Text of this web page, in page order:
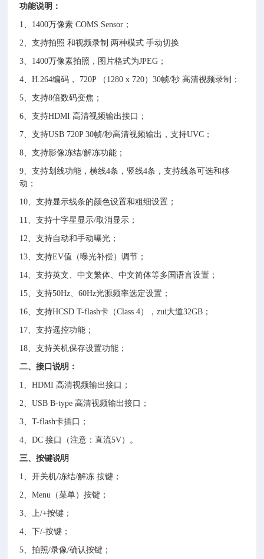
功能说明：
1、 1400万像素 COMS Sensor；
2、支持拍照 和视频录制 两种模式 手动切换
3、 1400万像素拍照，图片格式为JPEG；
4、H.264编码， 720P （1280 x 720）30帧/秒 高清视频录制；
5、支持8倍数码变焦；
6、支持HDMI 高清视频输出接口；
7、支持USB 720P 30帧/秒高清视频输出，支持UVC；
8、支持影像冻结/解冻功能；
9、支持划线功能，横线4条，竖线4条，支持线条可选和移
动；
10、支持显示线条的颜色设置和粗细设置；
11、支持十字星显示/取消显示；
12、支持自动和手动曝光；
13、支持EV值（曝光补偿）调节；
14、支持英文、中文繁体、中文简体等多国语言设置；
15、支持50Hz、60Hz光源频率选定设置；
16、支持HCSD T-flash卡（Class 4），zui大道32GB；
17、支持遥控功能；
18、支持关机保存设置功能；
二、接口说明：
1、HDMI 高清视频输出接口；
2、USB B-type 高清视频输出接口；
3、T-flash卡插口；
4、DC 接口（注意：直流5V）。
三、按键说明
1、开关机/冻结/解冻 按键；
2、Menu（菜单）按键；
3、上/+按键；
4、下/-按键；
5、拍照/录像/确认按键；